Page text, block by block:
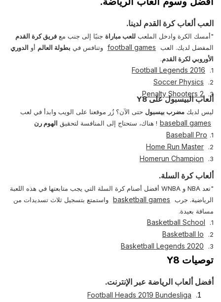
العب ألعاب كرة القدم لدينا.
"أمسك الكرة وادخل الملعب للعب مباراة جنبًا إلى جنب مع فريق كرة القدم
المفضل لديك. العب
football games وتنافس في بطولة العالم أو الدوري
الأوروبي لكرة القدم.
1.
Football Legends 2016
2.
Soccer Physics
3.
Penalty Shooters 2
ألعاب البيسبول على Y8
ليس لديك مضرب بيسبول حتى الآن؟ زُر موقعنا على الويب وابدأ في لعب
baseball games ! هناك، ستحتاج إلى المنافسة لتحقيق الهوم رن
1.
Baseball Pro
2.
Home Run Master
3.
Homerun Champion
ألعاب كرة السلة.
"تعد NBA و WNBA أفضل أصنام كرة السلة التي يجب متابعتها في هذه اللعبة
الرياضية. جرب
basketball games واستمتع بتسجيل ثلاث تسديدات من
مسافة بعيدة.
1.
Basketball School
2.
Basketball Io
3.
Basketball Legends 2020
توصيات Y8
أفضل ألعاب الرياضة عبر الإنترنت.
Football Heads 2019 Bundesliga